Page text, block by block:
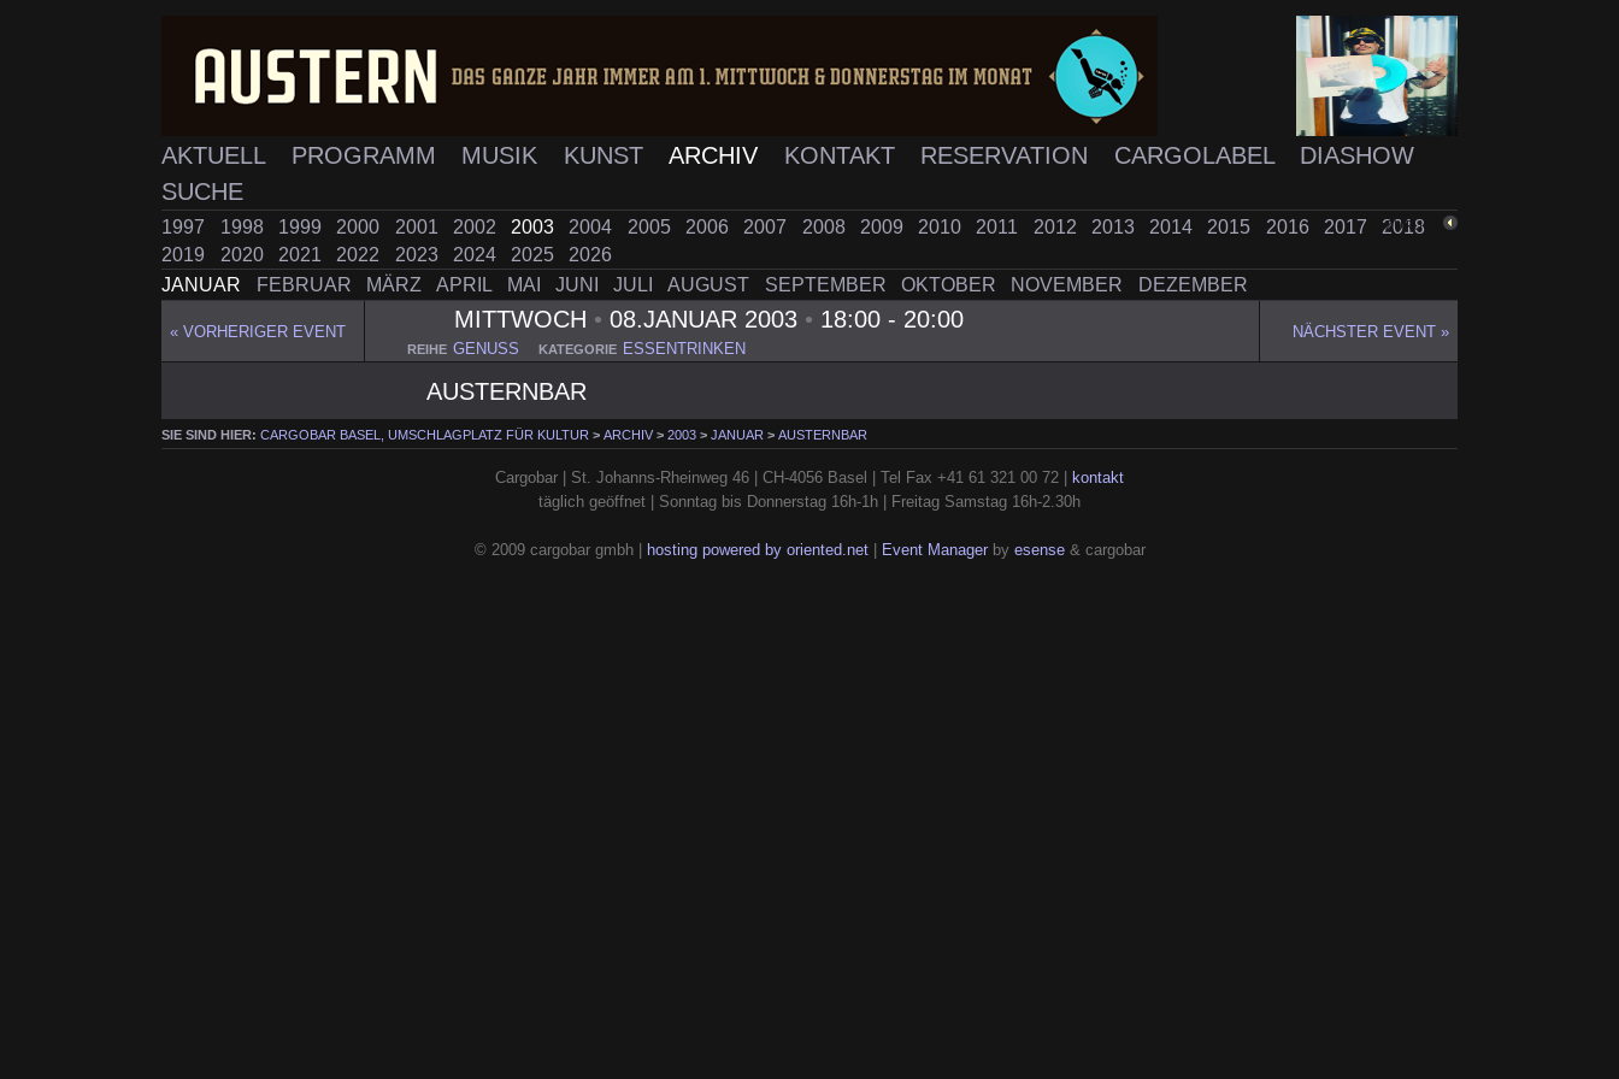
AKTUELL PROGRAMM MUSIK KUNST ARCHIV KONTAKT RESERVATION CARGOLABEL
DIASHOW
SUCHE
1997 1998 1999 2000 2001 2002 2003 2004 2005 2006 2007 2008 2009 2010 2011 2012 2013 2014 2015 2016 2017
2018
2019
2020 2021 2022 2023 2024 2025
2026
JANUAR
FEBRUAR MÄRZ APRIL MAI JUNI JULI AUGUST SEPTEMBER OKTOBER NOVEMBER DEZEMBER
ZURÜCK
« VORHERIGER EVENT MITTWOCH • 08.JANUAR 2003 • 18:00 - 20:00
REIHE GENUSS KATEGORIE ESSENTRINKEN
NÄCHSTER EVENT »
AUSTERNBAR
SIE SIND HIER:CARGOBAR BASEL, UMSCHLAGPLATZ FÜR KULTUR >ARCHIV >2003 >JANUAR >AUSTERNBAR
Cargobar | St. Johanns-Rheinweg 46 | CH-4056 Basel | Tel Fax +41 61 321 00 72 |
kontakt
täglich geöffnet | Sonntag bis Donnerstag 16h-1h | Freitag Samstag 16h-2.30h
© 2009 cargobar gmbh | hosting powered by oriented.net| Event Managerby esense& cargobar